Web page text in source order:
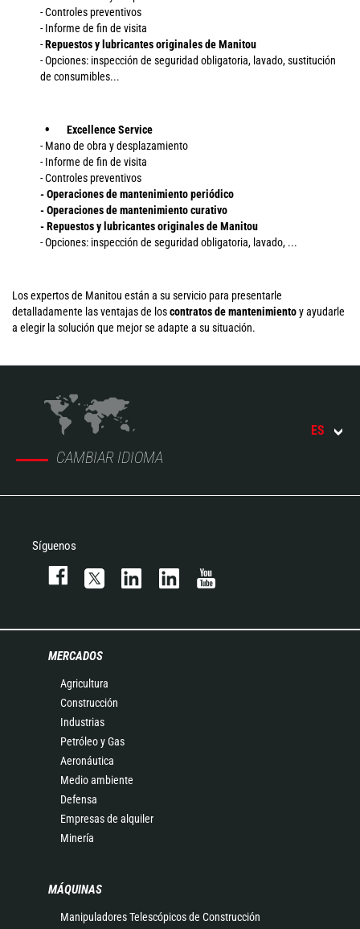
- Controles preventivos
- Informe de fin de visita
-Repuestos y lubricantes originales de Manitou
- Opciones: inspección de seguridad obligatoria, lavado, sustitución
de consumibles...
ExcellenceService
- Mano de obra y desplazamiento
- Informe de fin de visita
- Controles preventivos
- Operaciones de mantenimiento periódico
- Operaciones de mantenimiento curativo
- Repuestos y lubricantes originales de Manitou
- Opciones: inspección de seguridad obligatoria, lavado, ...
Los expertos de Manitou están a su servicio para presentarle
detalladamente las ventajas de loscontratos de mantenimientoy ayudarle
a elegir la solución que mejor se adapte a su situación.
CAMBIAR IDIOMA
ES
Síguenos
MERCADOS
Agricultura
Construcción
Industrias
Petróleo y Gas
Aeronáutica
Medio ambiente
Defensa
Empresas de alquiler
Minería
MÁQUINAS
Manipuladores Telescópicos de Construcción